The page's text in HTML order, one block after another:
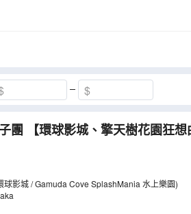
曲燈
Cove SplashMania】
暢玩三大主題樂園( Legoland樂高樂園 + 海洋探索中心/ 新加坡環球影城 / Gamuda Cove SplashMania 水上樂園)